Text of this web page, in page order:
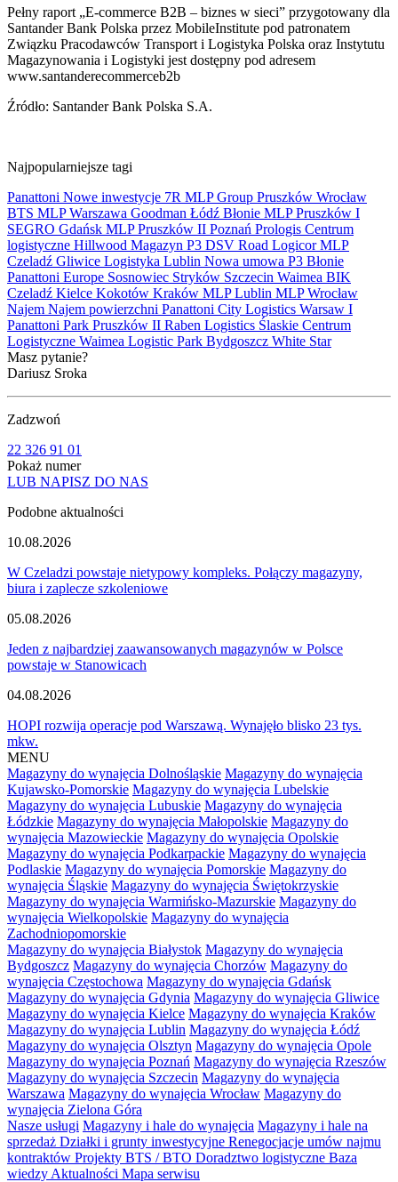
Pełny raport „E-commerce B2B – biznes w sieci” przygotowany dla
Santander Bank Polska przez MobileInstitute pod patronatem
Związku Pracodawców Transport i Logistyka Polska oraz Instytutu
Magazynowania i Logistyki jest dostępny pod adresem
www.santanderecommerceb2b
Źródło: Santander Bank Polska S.A.
Najpopularniejsze tagi
Panattoni Nowe inwestycje 7R MLP Group Pruszków Wrocław
BTS MLPWarszawa Goodman Łódź Błonie MLP Pruszków I
SEGRO Gdańsk MLP Pruszków II Poznań Prologis Centrum
logistyczne Hillwood Magazyn P3 DSV Road LogicorMLP
Czeladź Gliwice Logistyka Lublin Nowa umowa P3 Błonie
Panattoni Europe Sosnowiec Stryków Szczecin Waimea BIK
Czeladź Kielce Kokotów Kraków MLP Lublin MLP Wrocław
Najem Najem powierzchni Panattoni City Logistics Warsaw I
Panattoni Park Pruszków II Raben Logistics Ślaskie Centrum
Logistyczne Waimea Logistic Park Bydgoszcz White Star
Masz pytanie?
Dariusz Sroka
Zadzwoń
22 326 91 01
Pokaż numer
LUB NAPISZ DO NAS
Podobne aktualności
10.08.2026
W Czeladzi powstaje nietypowy kompleks. Połączy magazyny,
biura i zaplecze szkoleniowe
05.08.2026
Jeden z najbardziej zaawansowanych magazynów w Polsce
powstaje w Stanowicach
04.08.2026
HOPI rozwija operacje pod Warszawą. Wynajęło blisko 23 tys.
mkw.
MENU
Magazyny do wynajęcia Dolnośląskie Magazyny do wynajęcia
Kujawsko-Pomorskie Magazyny do wynajęcia Lubelskie
Magazyny do wynajęcia Lubuskie Magazyny do wynajęcia
Łódzkie Magazyny do wynajęcia Małopolskie Magazyny do
wynajęcia Mazowieckie Magazyny do wynajęcia Opolskie
Magazyny do wynajęcia Podkarpackie Magazyny do wynajęcia
Podlaskie Magazyny do wynajęcia Pomorskie Magazyny do
wynajęcia Śląskie Magazyny do wynajęcia Świętokrzyskie
Magazyny do wynajęcia Warmińsko-Mazurskie Magazyny do
wynajęcia Wielkopolskie Magazyny do wynajęcia
Zachodniopomorskie
Magazyny do wynajęcia Białystok Magazyny do wynajęcia
Bydgoszcz Magazyny do wynajęcia Chorzów Magazyny do
wynajęcia Częstochowa Magazyny do wynajęcia Gdańsk
Magazyny do wynajęcia Gdynia Magazyny do wynajęcia Gliwice
Magazyny do wynajęcia Kielce Magazyny do wynajęcia Kraków
Magazyny do wynajęcia Lublin Magazyny do wynajęcia Łódź
Magazyny do wynajęcia Olsztyn Magazyny do wynajęcia Opole
Magazyny do wynajęcia Poznań Magazyny do wynajęcia Rzeszów
Magazyny do wynajęcia Szczecin Magazyny do wynajęcia
Warszawa Magazyny do wynajęcia Wrocław Magazyny do
wynajęcia Zielona Góra
Nasze usługi Magazyny i hale do wynajęcia Magazyny i hale na
sprzedaż Działki i grunty inwestycyjne Renegocjacje umów najmu
kontraktów Projekty BTS / BTO Doradztwo logistyczne Baza
wiedzy Aktualności Mapa serwisu